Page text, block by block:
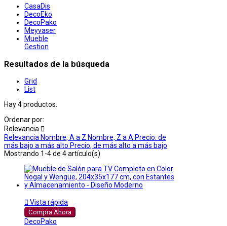
CasaDis
DecoEko
DecoPako
Meyvaser
Mueble
Gestion
Resultados de la búsqueda
Grid
List
Hay 4 productos.
Ordenar por:
Relevancia 
Relevancia Nombre, A a Z Nombre, Z a A Precio: de
más bajo a más alto Precio, de más alto a más bajo
Mostrando 1-4 de 4 artículo(s)
 Vista rápida
Compra Ahora
DecoPako